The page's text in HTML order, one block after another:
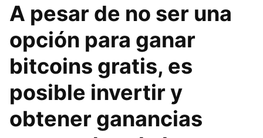
A pesar de no ser una
opción para ganar
bitcoins gratis, es
posible invertir y
obtener ganancias